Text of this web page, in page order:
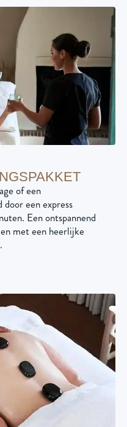
of een
door een express
Een ontspannend
met een heerlijke